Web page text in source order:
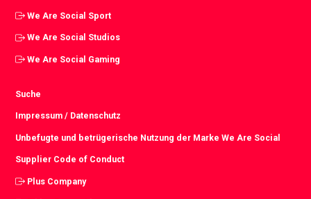
We Are Social Sport
We Are Social Studios
We Are Social Gaming
Suche
Impressum / Datenschutz
Unbefugte und betrügerische Nutzung der Marke We Are Social
Supplier Code of Conduct
Plus Company